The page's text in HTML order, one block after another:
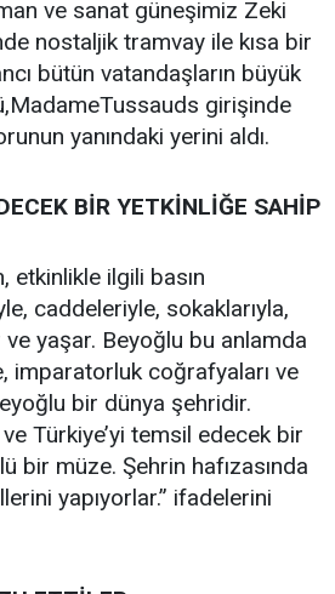
ve sanat güneşimiz Zeki
nostaljik tramvay ile kısa bir
bütün vatandaşların büyük
girişinde
yanındaki yerini aldı.
BİR YETKİNLİĞE SAHİP
etkinlikle ilgili basın
caddeleriyle, sokaklarıyla,
yaşar. Beyoğlu bu anlamda
imparatorluk coğrafyaları ve
bir dünya şehridir.
ve Türkiye’yi temsil edecek bir
bir müze. Şehrin hafızasında
yapıyorlar.” ifadelerini